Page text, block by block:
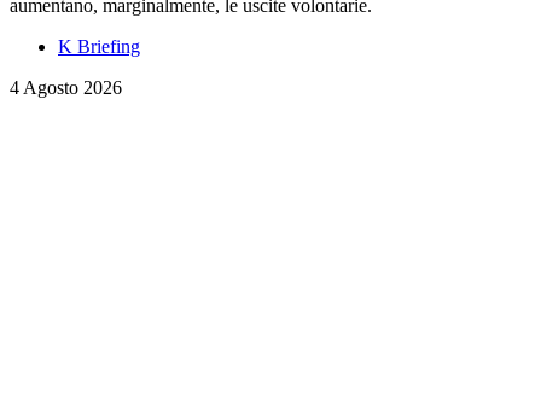
aumentano, marginalmente, le uscite volontarie.
K Briefing
4 Agosto 2026